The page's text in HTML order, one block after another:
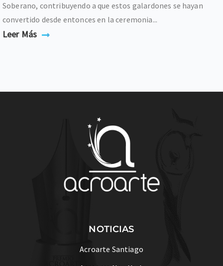
Soberano, contribuyendo a que estos galardones se hayan
convertido desde entonces en la ceremonia...
Leer Más
NOTICIAS
Acroarte Santiago